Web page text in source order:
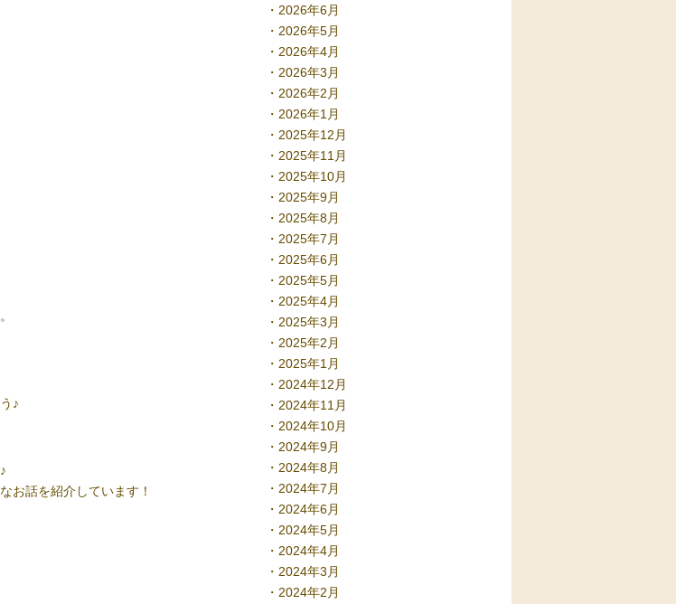
♪
お話を紹介しています！
2026年6月
2026年5月
2026年4月
2026年3月
2026年2月
2026年1月
2025年12月
2025年11月
2025年10月
2025年9月
2025年8月
2025年7月
2025年6月
2025年5月
2025年4月
2025年3月
2025年2月
2025年1月
2024年12月
2024年11月
2024年10月
2024年9月
2024年8月
2024年7月
2024年6月
2024年5月
2024年4月
2024年3月
2024年2月